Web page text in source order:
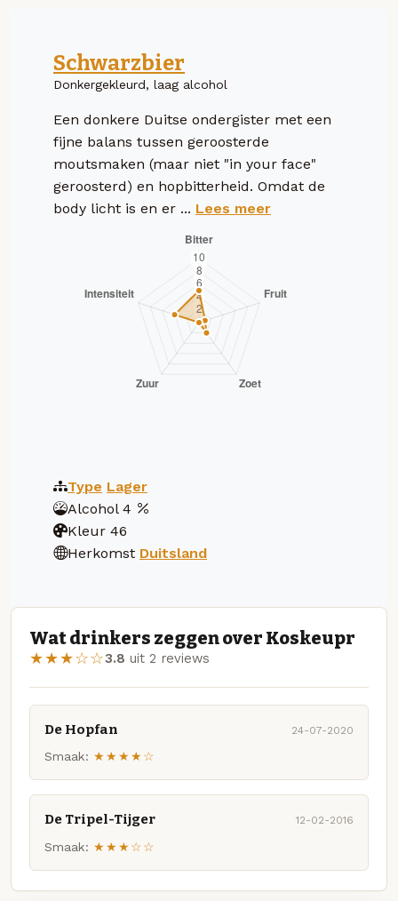
Schwarzbier
Donkergekleurd, laag alcohol
Een donkere Duitse ondergister met een
fijne balans tussen geroosterde
moutsmaken (maar niet "in your face"
geroosterd) en hopbitterheid. Omdat de
body licht is en er ... Lees meer
Type Lager
Alcohol 4
Kleur 46
Herkomst Duitsland
Wat drinkers zeggen over Koskeupr
★★★☆☆3.8 uit 2 reviews
De Hopfan 24-07-2020
Smaak: ★★★★☆
De Tripel-Tijger 12-02-2016
Smaak: ★★★☆☆